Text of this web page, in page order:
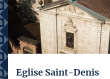
Eglise Saint-Denis